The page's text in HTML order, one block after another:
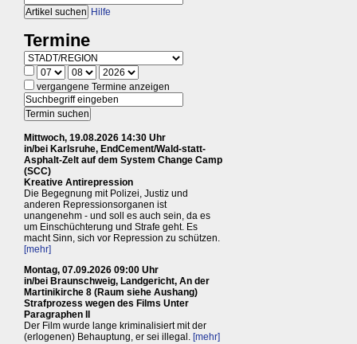
Hilfe
Termine
vergangene Termine anzeigen
Mittwoch, 19.08.2026 14:30 Uhr
in/bei Karlsruhe, EndCement/Wald-statt-
Asphalt-Zelt auf dem System Change Camp
(SCC)
Kreative Antirepression
Die Begegnung mit Polizei, Justiz und
anderen Repressionsorganen ist
unangenehm - und soll es auch sein, da es
um Einschüchterung und Strafe geht. Es
macht Sinn, sich vor Repression zu schützen.
[mehr]
Montag, 07.09.2026 09:00 Uhr
in/bei Braunschweig, Landgericht, An der
Martinikirche 8 (Raum siehe Aushang)
Strafprozess wegen des Films Unter
Paragraphen II
Der Film wurde lange kriminalisiert mit der
(erlogenen) Behauptung, er sei illegal. [mehr]